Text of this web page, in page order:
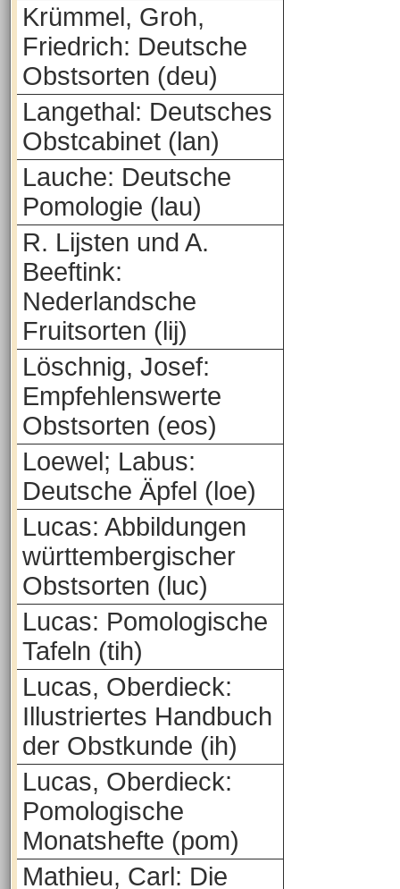
Krümmel, Groh,
Friedrich: Deutsche
Obstsorten (deu)
Langethal: Deutsches
Obstcabinet (lan)
Lauche: Deutsche
Pomologie (lau)
R. Lijsten und A.
Beeftink:
Nederlandsche
Fruitsorten (lij)
Löschnig, Josef:
Empfehlenswerte
Obstsorten (eos)
Loewel; Labus:
Deutsche Äpfel (loe)
Lucas: Abbildungen
württembergischer
Obstsorten (luc)
Lucas: Pomologische
Tafeln (tih)
Lucas, Oberdieck:
Illustriertes Handbuch
der Obstkunde (ih)
Lucas, Oberdieck:
Pomologische
Monatshefte (pom)
Mathieu, Carl: Die